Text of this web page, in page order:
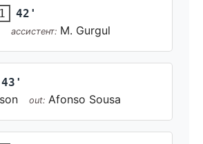
42'
ассистент: M. Gurgul
43'
out: Afonso Sousa